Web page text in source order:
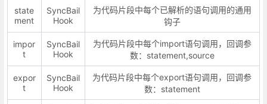
state
ment
SyncBail
Hook
为代码片段中每个已解析的语句调用的通用
钩子
impor
t
SyncBail
Hook
为代码片段中每个import语句调用，回调参
数：statement,source
expor
t
SyncBail
Hook
为代码片段中每个export语句调用，回调参
数：statement